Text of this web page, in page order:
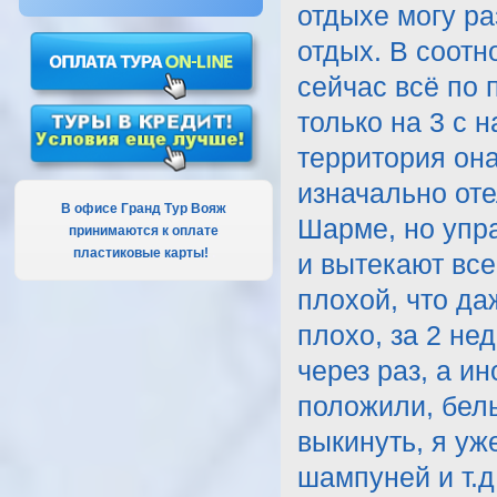
В офисе Гранд Тур Вояж
принимаются к оплате
пластиковые карты!
отдыхе могу
отдых. В
сейчас всё по
только на 3 с
территория
изначально
Шарме, но
и вытекают
плохой, что
плохо, за 2
через раз, а
положили,
выкинуть, я
шампуней и